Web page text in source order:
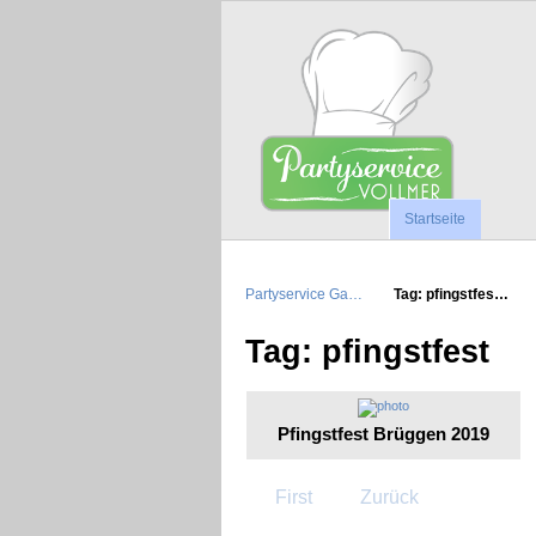
Startseite
Partyservice Ga… Tag: pfingstfes…
Tag: pfingstfest
Pfingstfest Brüggen 2019
First Zurück